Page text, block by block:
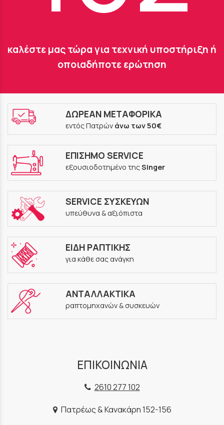
καλέστε μας τώρα για τεχνική υποστήριξη ή
οποιαδήποτε ερώτηση
ΔΩΡΕΑΝ ΜΕΤΑΦΟΡΙΚΑ
εντός Πατρών άνω των 50€
ΕΠΙΣΗΜΟ SERVICE
εξουσιοδοτημένο τηςSinger
SERVICE ΣΥΣΚΕΥΩΝ
υπεύθυνα & αξιόπιστα
ΕΙΔΗ ΡΑΠΤΙΚΗΣ
για κάθε σας ανάγκη
ΑΝΤΑΛΛΑΚΤΙΚΑ
ραπτομηχανών & συσκευών
ΕΠΙΚΟΙΝΩΝΙΑ
2610 277 102
Πατρέως & Κανακάρη 152-156